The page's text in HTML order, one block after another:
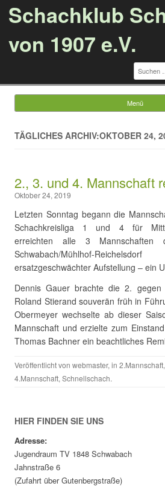
Schachklub
von 1907 e.V.
Suchen
nach:
Menü
TÄGLICHES ARCHIV:OKTOBER 24,
2., 3. und 4. Mannschaft
Oktober 24, 2019
Letzten Sonntag begann die
Schachkreisliga 1 und 4 für
erreichten alle 3 Mannschaften
Schwabach/Mühlhof-
ersatzgeschwächter Aufstellung – ein
Dennis Gauer brachte die 2.
Roland Stierand souverän früh in
Obermeyer wechselte ab dieser
Mannschaft und erzielte zum
Thomas Bachner ein beachtliches
Veröffentlicht von webmaster, in 2.Mannschaft,
4.Mannschaft, Schnellschach.
HIER FINDEN SIE UNS
Adresse:
Jugendraum TV 1848 Schwabach
Jahnstraße 6
(Zufahrt über Gutenbergstraße)